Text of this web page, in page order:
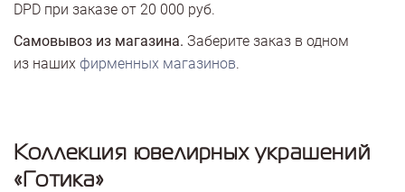
DPD при заказе от 20 000 руб.
Самовывоз из магазина. Заберите заказ в одном
из наших фирменных магазинов.
Коллекция ювелирных украшений
«Готика»